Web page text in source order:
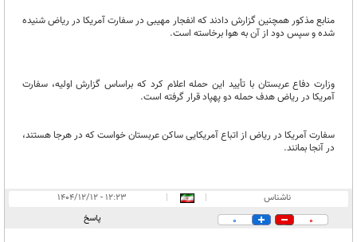
منابع مذکور همچنین گزارش دادند که انفجار مهیبی در سفارت آمریکا در ریاض شنیده
شده و سپس دود از آن به هوا برخاسته است.
وزارت دفاع عربستان با تأیید این حمله اعلام کرد که براساس گزارش اولیه، سفارت
آمریکا در ریاض هدف حمله دو پهپاد قرار گرفته است.
سفارت آمریکا در ریاض از اتباع آمریکایی ساکن عربستان خواست که در هرجا هستند،
در آنجا بمانند.
ناشناس |
|
۱۲:۲۳ - ۱۴۰۴/۱۲/۱۲
0
0 پاسخ